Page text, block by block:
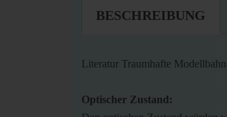
BESCHREIBUNG
Literatur Traumhafte
Optischer Zustand: